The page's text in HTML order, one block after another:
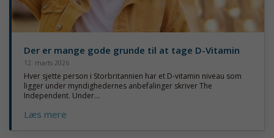
Der er mange gode grunde til at tage D-Vitamin
12. marts 2026
Hver sjette person i Storbritannien har et D-vitamin niveau som
ligger under myndighedernes anbefalinger skriver The
Independent. Under...
Læs mere